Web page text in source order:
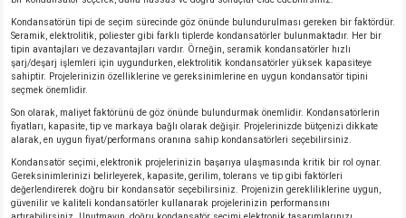
Kondansatörün tipi de seçim sürecinde göz önünde bulundurulması gereken bir faktördür.
Seramik, elektrolitik, poliester gibi farklı tiplerde kondansatörler bulunmaktadır. Her bir
tipin avantajları ve dezavantajları vardır. Örneğin, seramik kondansatörler hızlı
şarj/deşarj işlemleri için uygundurken, elektrolitik kondansatörler yüksek kapasiteye
sahiptir. Projelerinizin özelliklerine ve gereksinimlerine en uygun kondansatör tipini
seçmek önemlidir.
Son olarak, maliyet faktörünü de göz önünde bulundurmak önemlidir. Kondansatörlerin
fiyatları, kapasite, tip ve markaya bağlı olarak değişir. Projelerinizde bütçenizi dikkate
alarak, en uygun fiyat/performans oranına sahip kondansatörleri seçebilirsiniz.
Kondansatör seçimi, elektronik projelerinizin başarıya ulaşmasında kritik bir rol oynar.
Gereksinimlerinizi belirleyerek, kapasite, gerilim, tolerans ve tip gibi faktörleri
değerlendirerek doğru bir kondansatör seçebilirsiniz. Projenizin gerekliliklerine uygun,
güvenilir ve kaliteli kondansatörler kullanarak projelerinizin performansını